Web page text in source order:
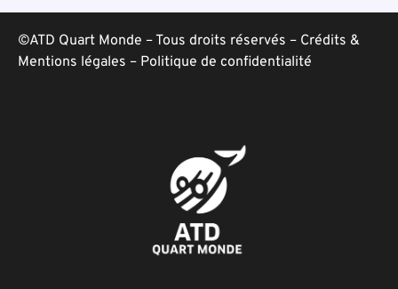
©ATD Quart Monde – Tous droits réservés – Crédits &
Mentions légales – Politique de confidentialité